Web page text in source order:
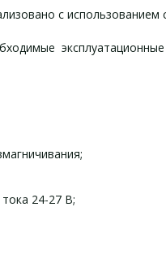
с использованием
24-27 В;